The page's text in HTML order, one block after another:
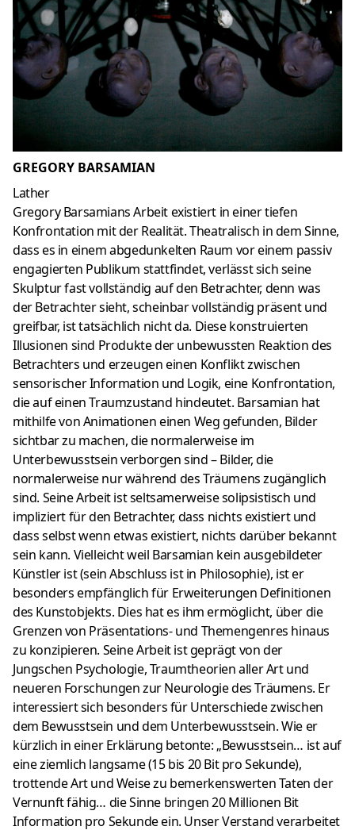
GREGORY BARSAMIAN
Lather
Gregory Barsamians Arbeit existiert in einer tiefen
Konfrontation mit der Realität. Theatralisch in dem Sinne,
dass es in einem abgedunkelten Raum vor einem passiv
engagierten Publikum stattfindet, verlässt sich seine
Skulptur fast vollständig auf den Betrachter, denn was
der Betrachter sieht, scheinbar vollständig präsent und
greifbar, ist tatsächlich nicht da. Diese konstruierten
Illusionen sind Produkte der unbewussten Reaktion des
Betrachters und erzeugen einen Konflikt zwischen
sensorischer Information und Logik, eine Konfrontation,
die auf einen Traumzustand hindeutet. Barsamian hat
mithilfe von Animationen einen Weg gefunden, Bilder
sichtbar zu machen, die normalerweise im
Unterbewusstsein verborgen sind – Bilder, die
normalerweise nur während des Träumens zugänglich
sind. Seine Arbeit ist seltsamerweise solipsistisch und
impliziert für den Betrachter, dass nichts existiert und
dass selbst wenn etwas existiert, nichts darüber bekannt
sein kann. Vielleicht weil Barsamian kein ausgebildeter
Künstler ist (sein Abschluss ist in Philosophie), ist er
besonders empfänglich für Erweiterungen Definitionen
des Kunstobjekts. Dies hat es ihm ermöglicht, über die
Grenzen von Präsentations- und Themengenres hinaus
zu konzipieren. Seine Arbeit ist geprägt von der
Jungschen Psychologie, Traumtheorien aller Art und
neueren Forschungen zur Neurologie des Träumens. Er
interessiert sich besonders für Unterschiede zwischen
dem Bewusstsein und dem Unterbewusstsein. Wie er
kürzlich in einer Erklärung betonte: „Bewusstsein… ist auf
eine ziemlich langsame (15 bis 20 Bit pro Sekunde),
trottende Art und Weise zu bemerkenswerten Taten der
Vernunft fähig… die Sinne bringen 20 Millionen Bit
Information pro Sekunde ein. Unser Verstand verarbeitet